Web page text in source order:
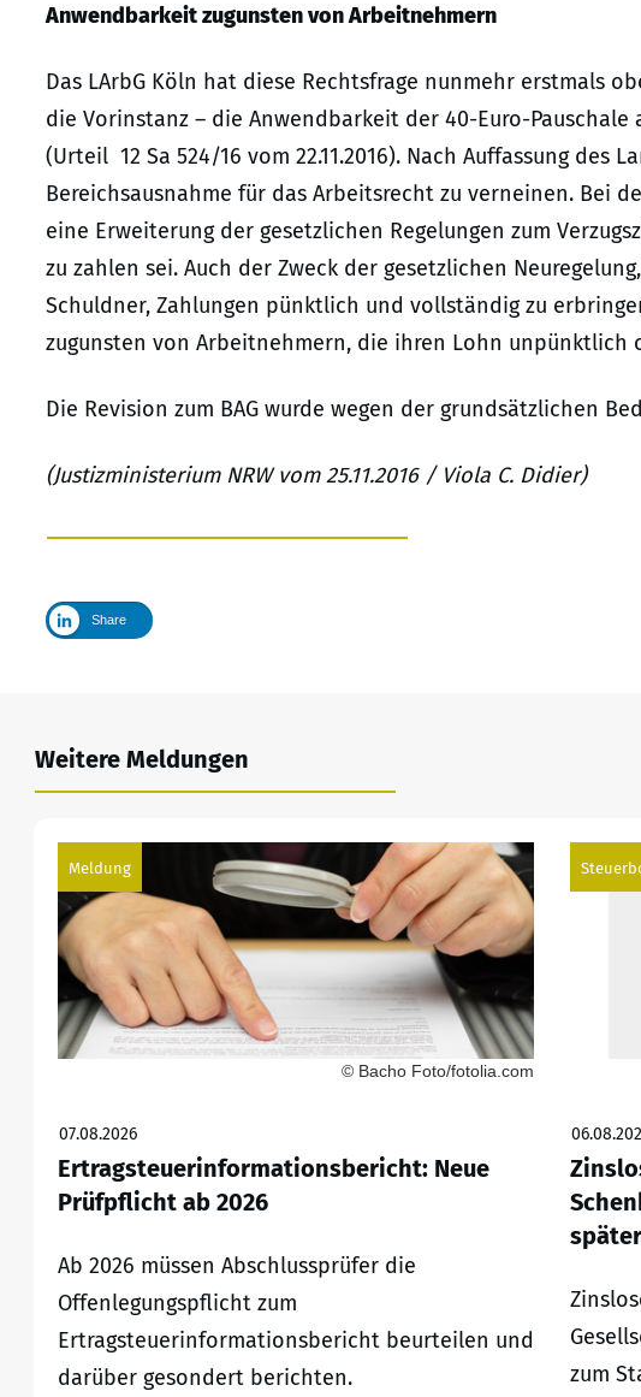
Anwendbarkeit zugunsten von Arbeitnehmern
Das LArbG Köln hat diese Rechtsfrage nunmehr erstmals
die Vorinstanz – die Anwendbarkeit der 40-Euro-
(Urteil 12 Sa 524/16 vom 22.11.2016). Nach Auffassung des
Bereichsausnahme für das Arbeitsrecht zu verneinen. Bei
eine Erweiterung der gesetzlichen Regelungen zum
zu zahlen sei. Auch der Zweck der gesetzlichen
Schuldner, Zahlungen pünktlich und vollständig zu
zugunsten von Arbeitnehmern, die ihren Lohn
Die Revision zum BAG wurde wegen der grundsätzlichen
(Justizministerium NRW vom 25.11.2016 / Viola C. Didier)
Share
Weitere Meldungen
Meldung
© Bacho Foto/fotolia.com
07.08.2026
Ertragsteuerinformationsbericht: Neue
Prüfpflicht ab 2026
Ab 2026 müssen Abschlussprüfer die
Offenlegungspflicht zum
Ertragsteuerinformationsbericht beurteilen und
darüber gesondert berichten.
zum